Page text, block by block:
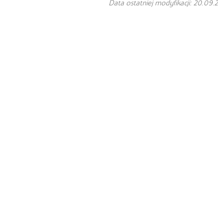
Data ostatniej modyfikacji: